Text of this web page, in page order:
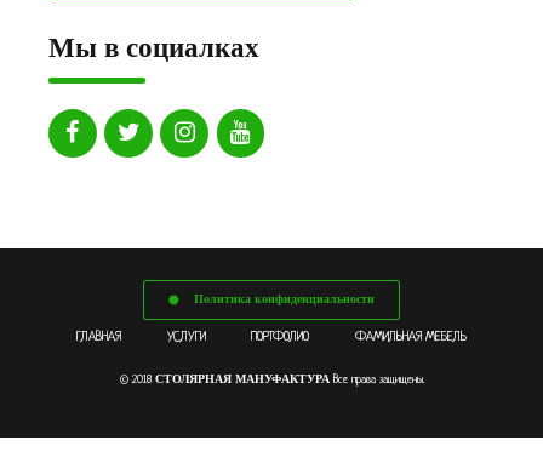
Мы в социалках
Политика конфиденциальности
ГЛАВНАЯ УСЛУГИ ПОРТФОЛИО ФАМИЛЬНАЯ МЕБЕЛЬ
© 2018 СТОЛЯРНАЯ МАНУФАКТУРАВсе права защищены.